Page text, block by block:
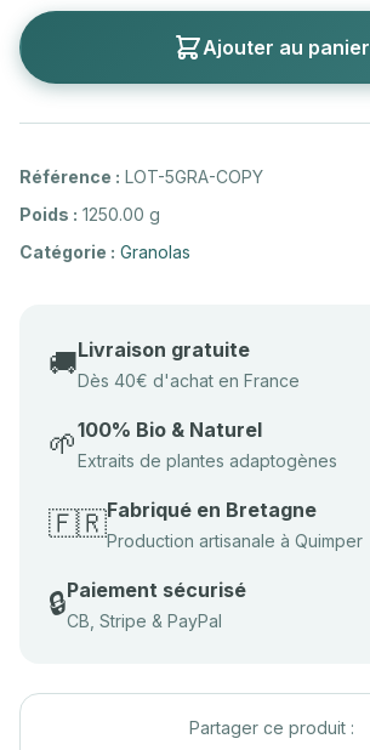
Ajouter au panier
Référence : LOT-5GRA-COPY
Poids : 1250.00 g
Catégorie : Granolas
🚚Livraison gratuite
Dès 40€ d'achat en France
🌱100% Bio & Naturel
Extraits de plantes adaptogènes
🇫🇷Fabriqué en Bretagne
Production artisanale à Quimper
🔒Paiement sécurisé
CB, Stripe & PayPal
Partager ce produit :